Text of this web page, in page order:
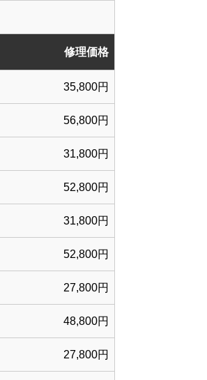
修理価格
35,800円
56,800円
31,800円
52,800円
31,800円
52,800円
27,800円
48,800円
27,800円